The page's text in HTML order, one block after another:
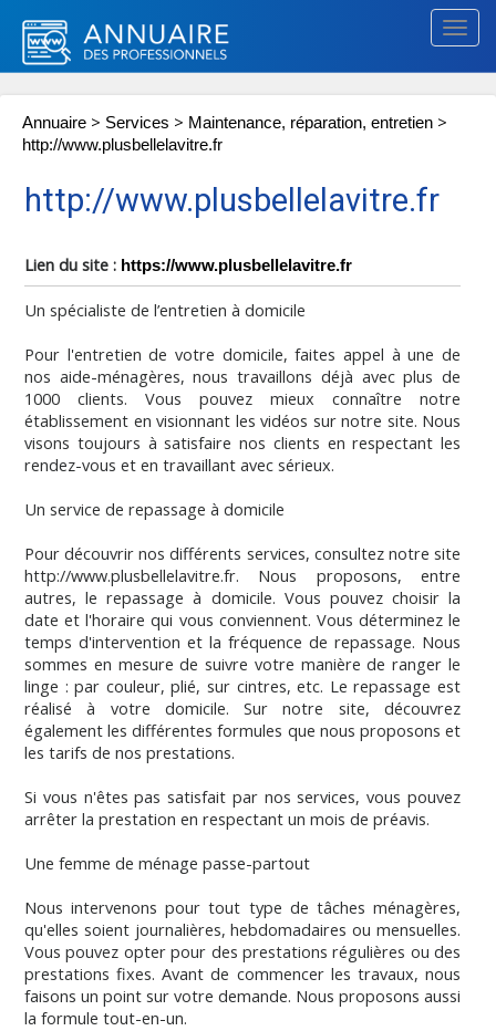
Annuaire > Services > Maintenance, réparation, entretien >
http://www.plusbellelavitre.fr
http://www.plusbellelavitre.fr
Lien du site : https://www.plusbellelavitre.fr
Un spécialiste de l’entretien à domicile
Pour l'entretien de votre domicile, faites appel à une de
nos aide-ménagères, nous travaillons déjà avec plus de
1000 clients. Vous pouvez mieux connaître notre
établissement en visionnant les vidéos sur notre site. Nous
visons toujours à satisfaire nos clients en respectant les
rendez-vous et en travaillant avec sérieux.
Un service de repassage à domicile
Pour découvrir nos différents services, consultez notre site
http://www.plusbellelavitre.fr. Nous proposons, entre
autres, le repassage à domicile. Vous pouvez choisir la
date et l'horaire qui vous conviennent. Vous déterminez le
temps d'intervention et la fréquence de repassage. Nous
sommes en mesure de suivre votre manière de ranger le
linge : par couleur, plié, sur cintres, etc. Le repassage est
réalisé à votre domicile. Sur notre site, découvrez
également les différentes formules que nous proposons et
les tarifs de nos prestations.
Si vous n'êtes pas satisfait par nos services, vous pouvez
arrêter la prestation en respectant un mois de préavis.
Une femme de ménage passe-partout
Nous intervenons pour tout type de tâches ménagères,
qu'elles soient journalières, hebdomadaires ou mensuelles.
Vous pouvez opter pour des prestations régulières ou des
prestations fixes. Avant de commencer les travaux, nous
faisons un point sur votre demande. Nous proposons aussi
la formule tout-en-un.